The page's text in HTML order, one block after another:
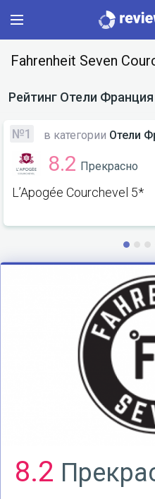
Main
Categories
Change language
Sign In
Fahrenheit Seven
8.2
Рейтинг Отели
№1 в категории Отели
8.2 Прекрасно
L’Apogée Courchevel 5*